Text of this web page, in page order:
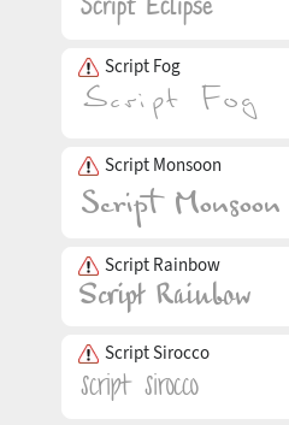
Script Fog
Script Monsoon
Script Rainbow
Script Sirocco